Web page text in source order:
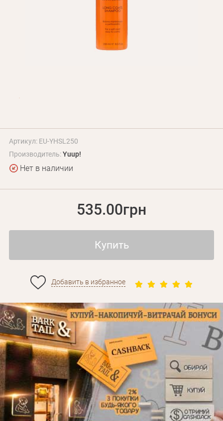
Оплата и доставка
Программа лояльности
О Нас
Артикул: EU-YHSL250
Производитель:Yuup!
Нет в наличии
535.00грн
Купить
Добавить в избранное
Забыли пароль?
Личные данные